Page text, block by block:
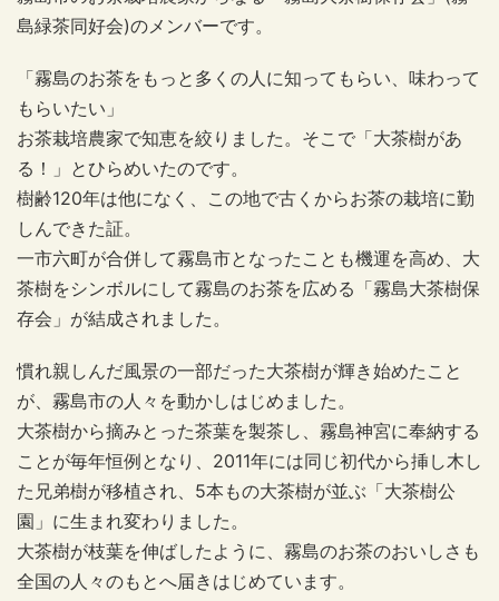
島緑茶同好会)のメンバーです。
「霧島のお茶をもっと多くの人に知ってもらい、味わって
もらいたい」
お茶栽培農家で知恵を絞りました。そこで「大茶樹があ
る！」とひらめいたのです。
樹齢120年は他になく、この地で古くからお茶の栽培に勤
しんできた証。
一市六町が合併して霧島市となったことも機運を高め、大
茶樹をシンボルにして霧島のお茶を広める「霧島大茶樹保
存会」が結成されました。
慣れ親しんだ風景の一部だった大茶樹が輝き始めたこと
が、霧島市の人々を動かしはじめました。
大茶樹から摘みとった茶葉を製茶し、霧島神宮に奉納する
ことが毎年恒例となり、2011年には同じ初代から挿し木し
た兄弟樹が移植され、5本もの大茶樹が並ぶ「大茶樹公
園」に生まれ変わりました。
大茶樹が枝葉を伸ばしたように、霧島のお茶のおいしさも
全国の人々のもとへ届きはじめています。